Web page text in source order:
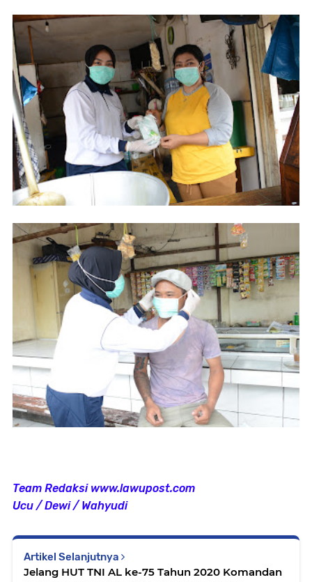
Team Redaksi www.lawupost.com
Ucu / Dewi / Wahyudi
Artikel Selanjutnya
Jelang HUT TNI AL ke-75 Tahun 2020 Komandan